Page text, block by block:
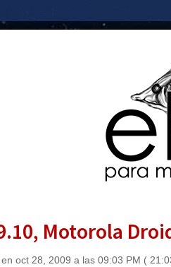
Motorola
en oct 28, 2009 a las 09:03 PM (